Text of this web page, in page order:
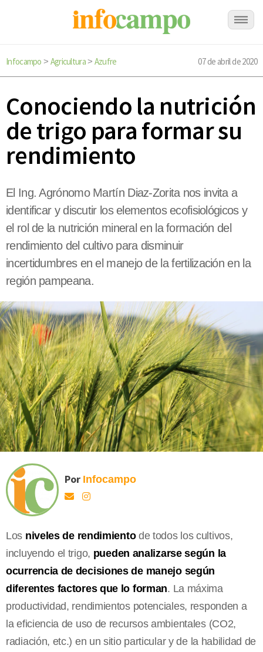
Infocampo > Agricultura> Azufre 07 de abril de 2020
Conociendo la nutrición
de trigo para formar su
rendimiento
El Ing. Agrónomo Martín Diaz-Zorita nos invita a
identificar y discutir los elementos ecofisiológicos y
el rol de la nutrición mineral en la formación del
rendimiento del cultivo para disminuir
incertidumbres en el manejo de la fertilización en la
región pampeana.
Por Infocampo
Los niveles de rendimientode todos los cultivos,
incluyendo el trigo, pueden analizarse según la
ocurrencia de decisiones de manejo según
diferentes factores que lo forman. La máxima
productividad, rendimientos potenciales, responden a
la eficiencia de uso de recursos ambientales (CO2,
radiación, etc.) en un sitio particular y de la habilidad de